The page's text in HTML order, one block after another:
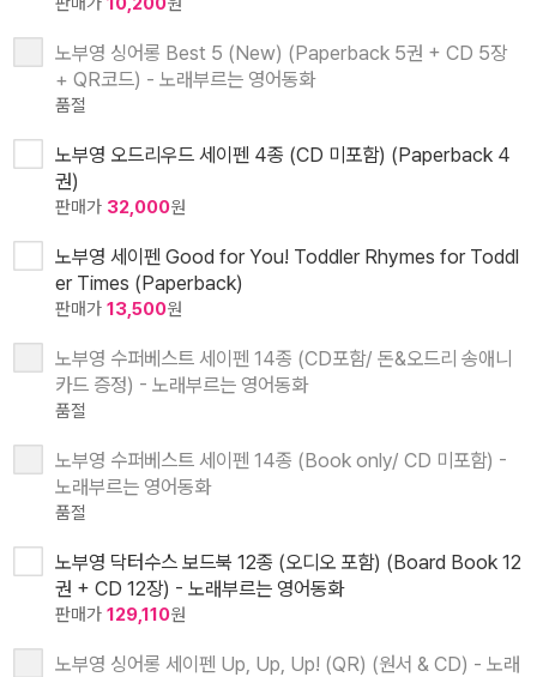
노부영 싱어롱 Best 5 (New) (Paperback 5권 + CD 5장
+ QR코드) - 노래부르는 영어동화
품절
노부영 오드리우드 세이펜 4종 (CD 미포함) (Paperback 4
권)
판매가 32,000원
노부영 세이펜 Good for You! Toddler Rhymes for Toddl
er Times (Paperback)
판매가 13,500원
노부영 수퍼베스트 세이펜 14종 (CD포함/ 돈&오드리 송애니
카드 증정) - 노래부르는 영어동화
품절
노부영 수퍼베스트 세이펜 14종 (Book only/ CD 미포함) -
노래부르는 영어동화
품절
노부영 닥터수스 보드북 12종 (오디오 포함) (Board Book 12
권 + CD 12장) - 노래부르는 영어동화
판매가 129,110원
노부영 싱어롱 세이펜 Up, Up, Up! (QR) (원서 & CD) - 노래